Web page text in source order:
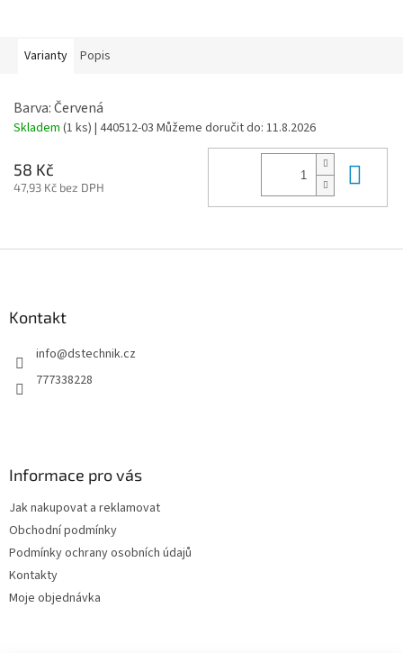
Varianty Popis
Barva: Červená
Skladem (1 ks) | 440512-03 Můžeme doručit do: 11.8.2026
58 Kč
47,93 Kč bez DPH
Kontakt
info@dstechnik.cz
777338228
Informace pro vás
Jak nakupovat a reklamovat
Obchodní podmínky
Podmínky ochrany osobních údajů
Kontakty
Moje objednávka